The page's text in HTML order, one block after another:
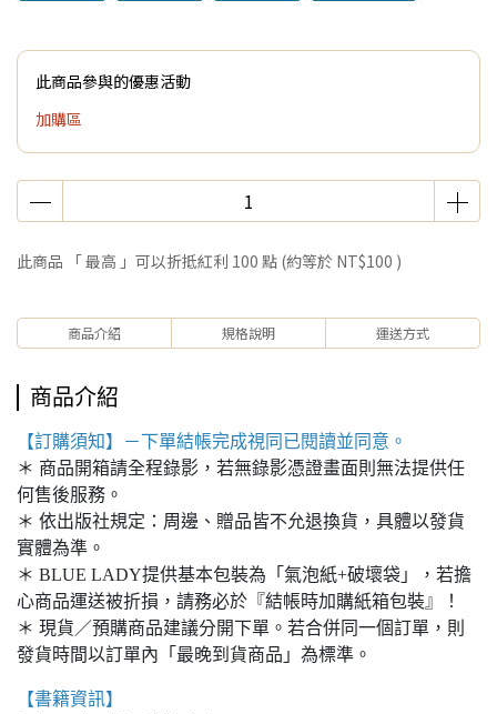
此商品參與的優惠活動
加購區
此商品 「 最高 」可以折抵紅利 100 點 (約等於 NT$100 )
商品介紹 規格說明 運送方式
商品介紹
【訂購須知】－下單結帳完成視同已閱讀並同意。
＊ 商品開箱請全程錄影，若無錄影憑證畫面則無法提供任
何售後服務。
＊ 依出版社規定：周邊、贈品皆不允退換貨，具體以發貨
實體為準。
＊ BLUE LADY提供基本包裝為「氣泡紙+破壞袋」，若擔
心商品運送被折損，請務必於『結帳時加購紙箱包裝』！
＊ 現貨／預購商品建議分開下單。若合併同一個訂單，則
發貨時間以訂單內「最晚到貨商品」為標準。
【書籍資訊】